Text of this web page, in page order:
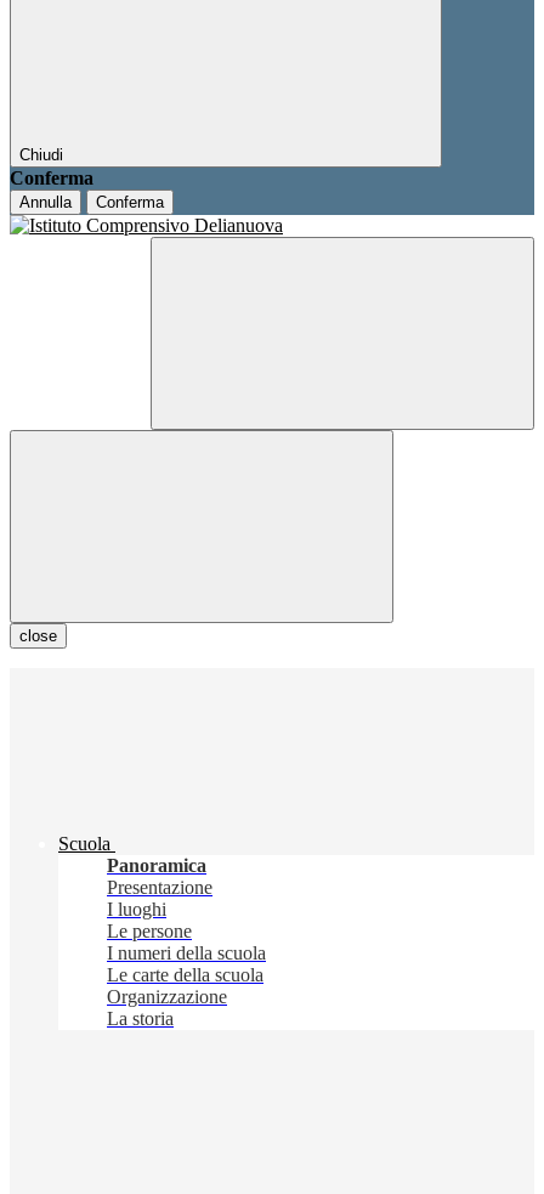
Chiudi
Conferma
Annulla Conferma
close
Scuola
Panoramica
Presentazione
I luoghi
Le persone
I numeri della scuola
Le carte della scuola
Organizzazione
La storia